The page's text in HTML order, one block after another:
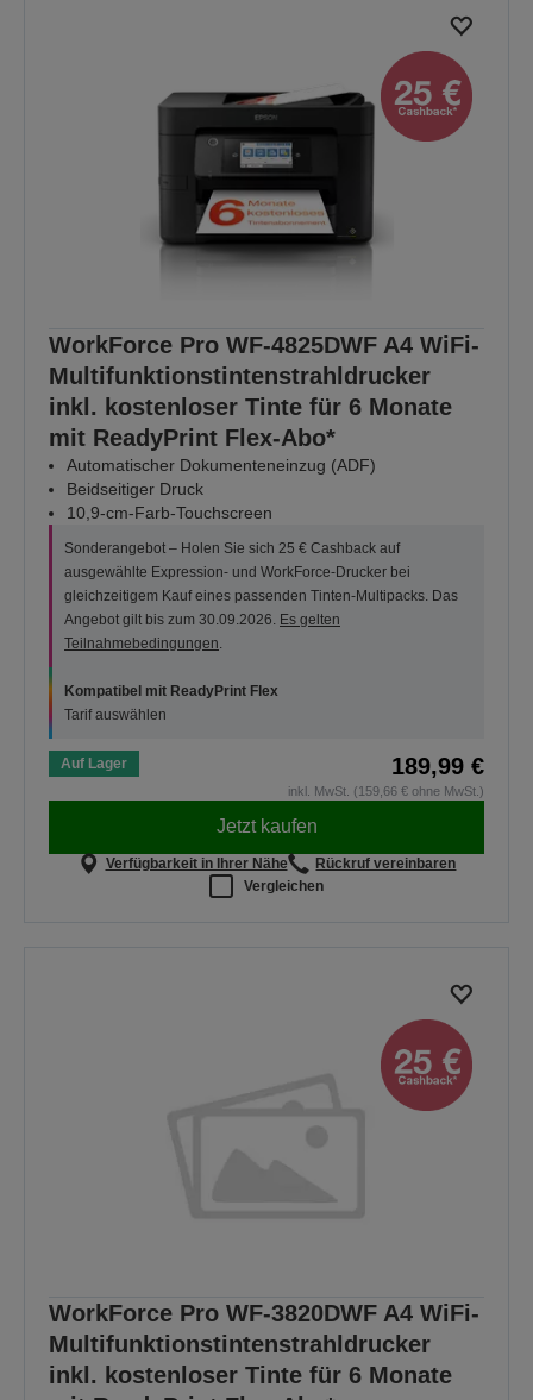
WorkForce Pro WF-4825DWF A4 WiFi-
Multifunktionstintenstrahldrucker
inkl. kostenloser Tinte für 6 Monate
mit ReadyPrint Flex-Abo*
Automatischer Dokumenteneinzug (ADF)
Beidseitiger Druck
10,9-cm-Farb-Touchscreen
Sonderangebot – Holen Sie sich 25 € Cashback auf
ausgewählte Expression- und WorkForce-Drucker bei
gleichzeitigem Kauf eines passenden Tinten-Multipacks. Das
Angebot gilt bis zum 30.09.2026. Es gelten
Teilnahmebedingungen
Kompatibel mit ReadyPrint Flex
Tarif auswählen
Auf Lager 189,99 €
inkl. MwSt. (159,66 € ohne MwSt.)
Jetzt kaufen
Verfügbarkeit in Ihrer Nähe
Rückruf vereinbaren
Vergleichen
WorkForce Pro WF-3820DWF A4 WiFi-
Multifunktionstintenstrahldrucker
inkl. kostenloser Tinte für 6 Monate